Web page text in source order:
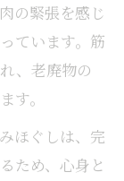
の緊張を感じ
ています。筋
、老廃物の
す。
ほぐしは、完
ため、心身と